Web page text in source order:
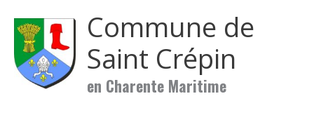
Commune de
Saint Crépin
en Charente Maritime